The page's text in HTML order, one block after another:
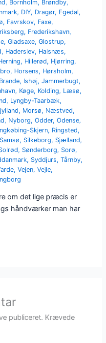
, Bornholm, Brøndby,
, DIY, Dragør, Egedal,
, Favrskov, Faxe,
, Frederikshavn,
,Gladsaxe,Glostrup,
, Haderslev, Halsnæs,
, Hillerød, Hjørring,
, Horsens, Hørsholm,
, Ishøj,Jammerbugt,
, Køge, Kolding, Læsø,
, Lyngby-Taarbæk,
, Morsø, Næstved,
, Nyborg,Odder,Odense,
Skjern, Ringsted,
Samsø, Silkeborg, Sjælland,
, Sønderborg, Sorø,
, Syddjurs,Tårnby,
,Vejen,Vejle,
om det lige præcis er
håndværker man har
publiceret. Krævede